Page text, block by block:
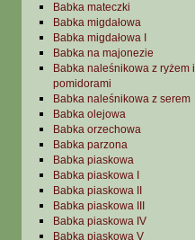
Babka mateczki
Babka migdałowa
Babka migdałowa I
Babka na majonezie
Babka naleśnikowa z ryżem i
pomidorami
Babka naleśnikowa z serem
Babka olejowa
Babka orzechowa
Babka parzona
Babka piaskowa
Babka piaskowa I
Babka piaskowa II
Babka piaskowa III
Babka piaskowa IV
Babka piaskowa V